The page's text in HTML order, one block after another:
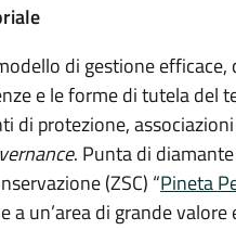
di gestione efficace,
e le forme di tutela
di protezione,
. Punta di
(ZSC) “Pineta
a un’area di grande